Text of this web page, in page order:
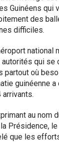
Guinéens qui
des
difficiles.
national
qui se
partout où
guinéenne a
arrivants.
au nom
Présidence, le
que les